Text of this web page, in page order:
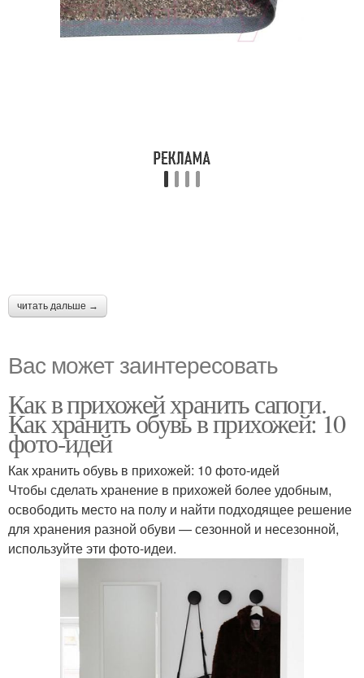
читать дальше →
Вас может заинтересовать
Как в прихожей хранить сапоги.
Как хранить обувь в прихожей: 10
фото-идей
Как хранить обувь в прихожей: 10 фото-идей
Чтобы сделать хранение в прихожей более удобным,
освободить место на полу и найти подходящее решение
для хранения разной обуви — сезонной и несезонной,
используйте эти фото-идеи.